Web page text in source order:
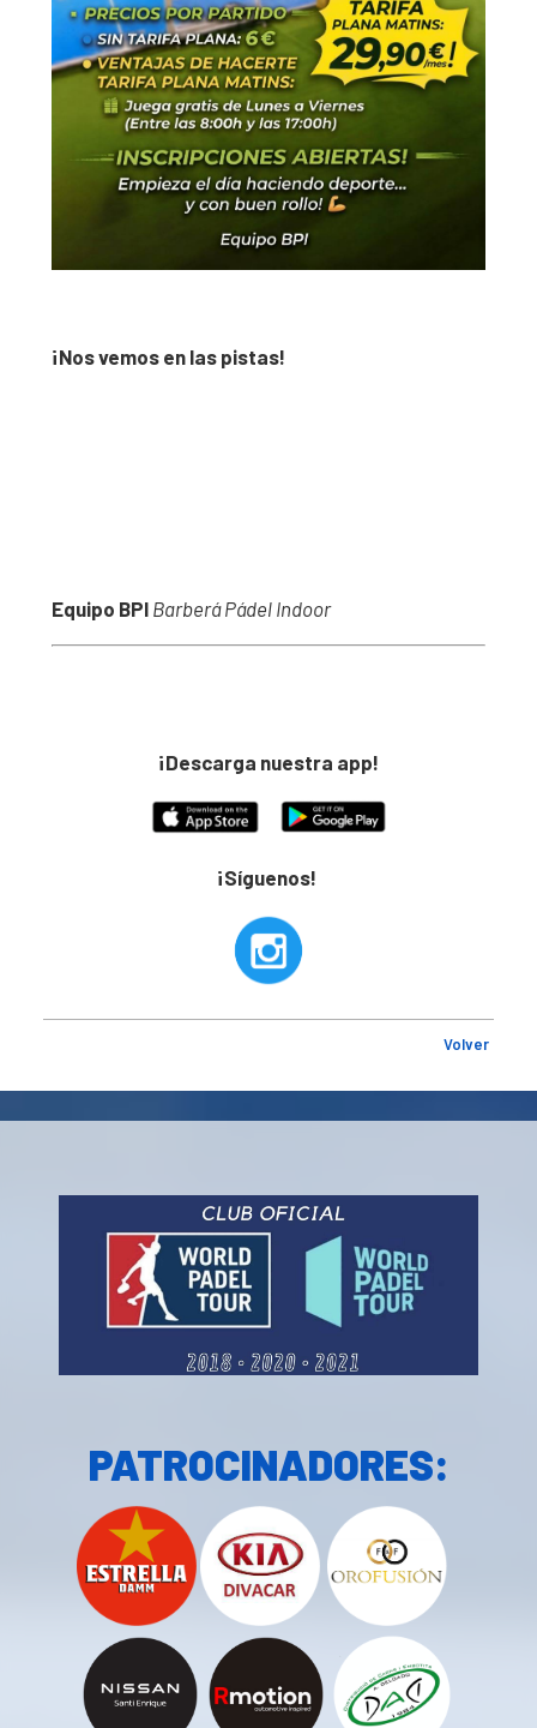
¡Nos vemos en las pistas!
Equipo BPI Barberá Pádel Indoor
¡Descarga nuestra app!
¡Síguenos!
Volver
PATROCINADORES: